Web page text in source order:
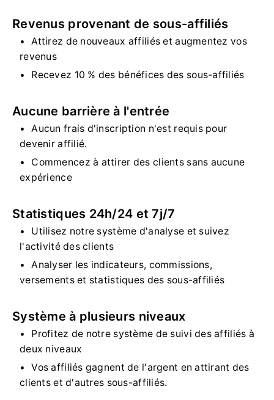
Revenus provenant de sous-affiliés
Attirez de nouveaux affiliés et augmentez vos
revenus
Recevez 10 % des bénéfices des sous-affiliés
Aucune barrière à l'entrée
Aucun frais d'inscription n'est requis pour
devenir affilié.
Commencez à attirer des clients sans aucune
expérience
Statistiques 24h/24 et 7j/7
Utilisez notre système d'analyse et suivez
l'activité des clients
Analyser les indicateurs, commissions,
versements et statistiques des sous-affiliés
Système à plusieurs niveaux
Profitez de notre système de suivi des affiliés à
deux niveaux
Vos affiliés gagnent de l'argent en attirant des
clients et d'autres sous-affiliés.